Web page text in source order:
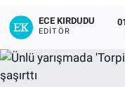
ECE KIRDUDU
EDITÖR
ASTROLOJİ
MANŞET